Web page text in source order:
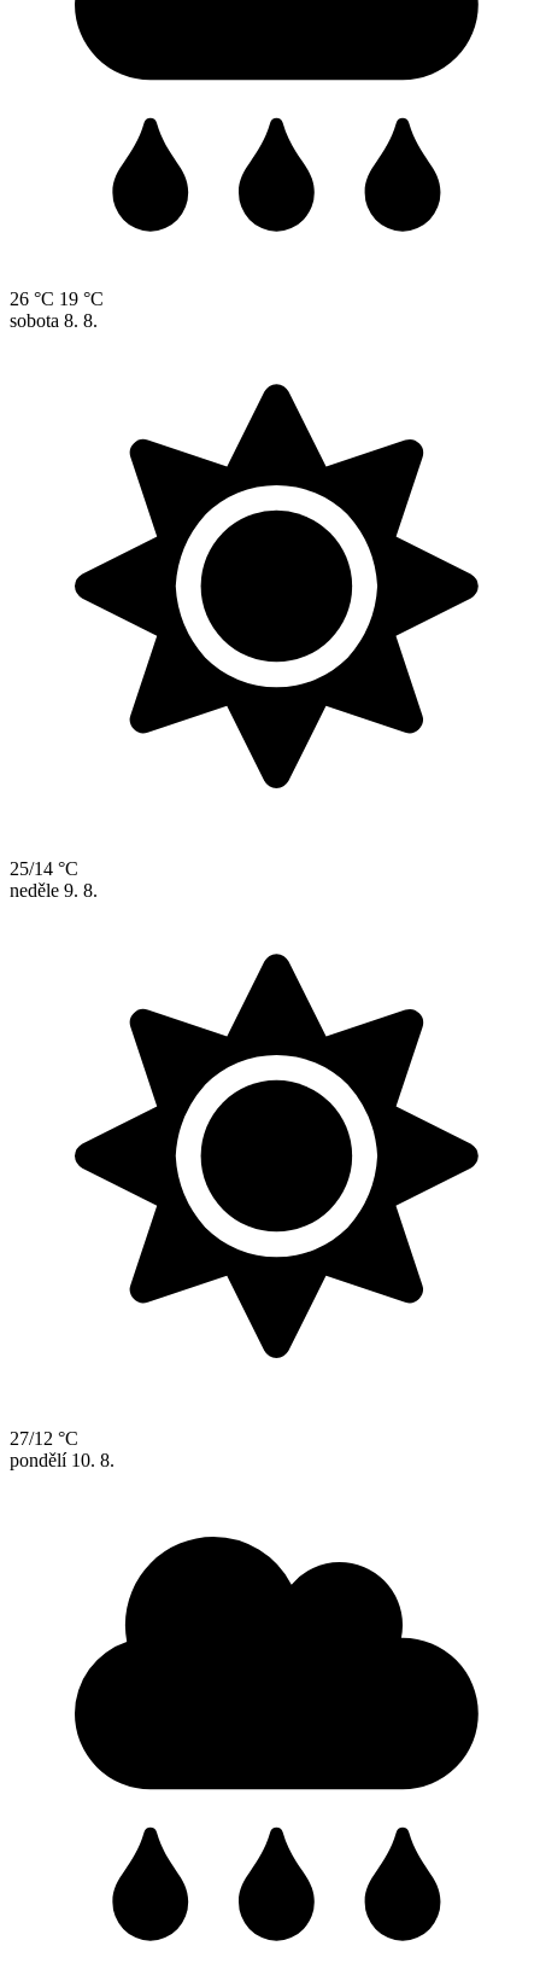
26 °C 19 °C
sobota 8. 8.
25/14 °C
neděle 9. 8.
27/12 °C
pondělí 10. 8.